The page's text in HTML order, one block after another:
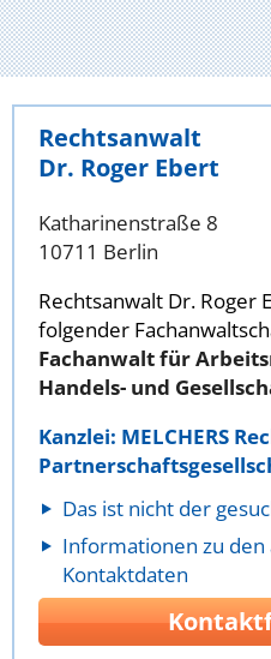
Rechtsanwalt
Dr. Roger Ebert
Katharinenstraße 8
10711 Berlin
Rechtsanwalt Dr. Roger
folgender
Fachanwalt für
Handels- und
Kanzlei: MELCHERS
Das ist nicht der
Informationen zu den
Kontaktdaten